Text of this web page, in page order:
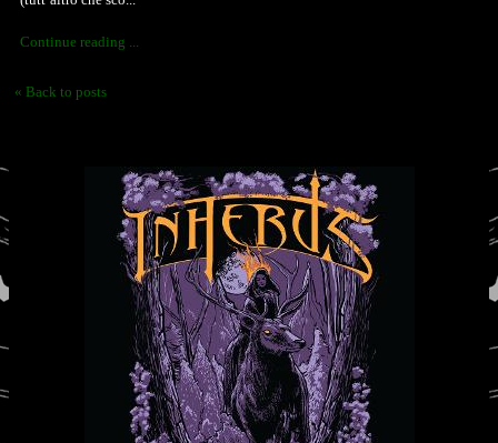
Continue reading ...
« Back to posts